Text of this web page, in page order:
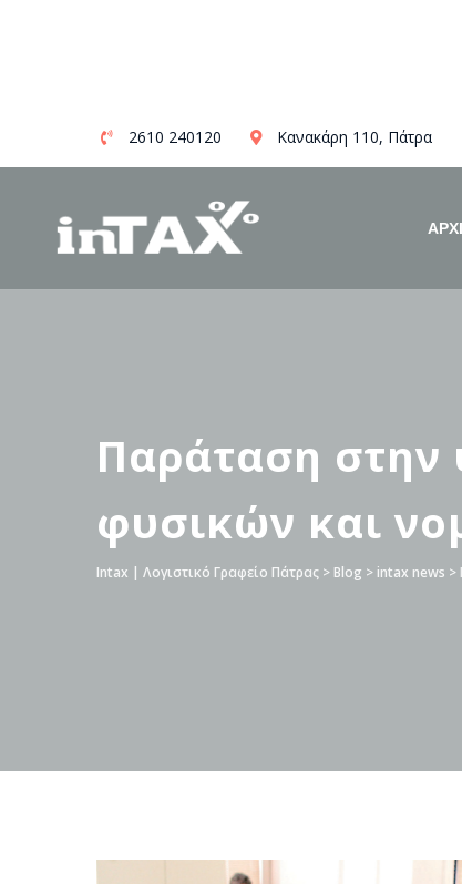
content
2610 240120 Κανακάρη 110, Πάτρα
Παράταση
φυσικών και
Intax | Λογιστικό Γραφείο Πάτρας > Blog > intax news >